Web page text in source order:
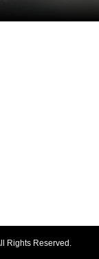
Rights Reserved.